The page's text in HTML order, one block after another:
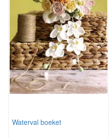
Waterval boeket